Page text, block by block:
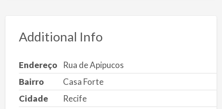
Additional Info
Endereço
Rua de Apipucos
Bairro
Casa Forte
Cidade
Recife